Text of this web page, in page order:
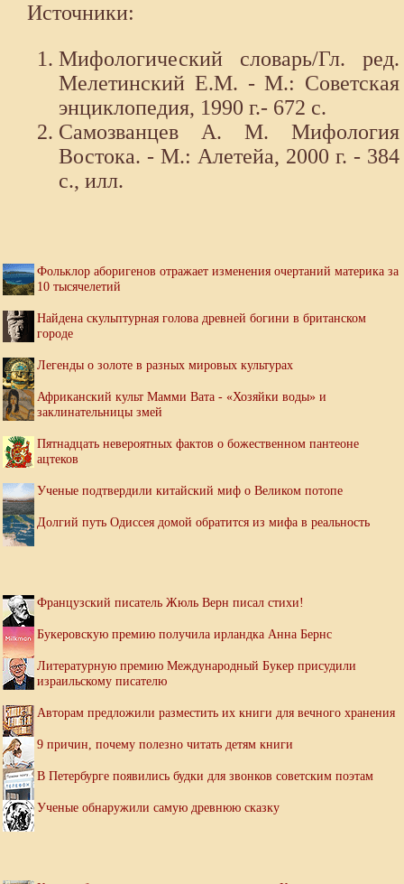
Источники:
Мифологический словарь/Гл. ред.
Мелетинский Е.М. - М.: Советская
энциклопедия, 1990 г.- 672 с.
Самозванцев А. М. Мифология
Востока. - М.: Алетейа, 2000 г. - 384
с., илл.
Фольклор аборигенов отражает изменения очертаний материка за
10 тысячелетий
Найдена скульптурная голова древней богини в британском
городе
Легенды о золоте в разных мировых культурах
Африканский культ Мамми Вата - «Хозяйки воды» и
заклинательницы змей
Пятнадцать невероятных фактов о божественном пантеоне
ацтеков
Ученые подтвердили китайский миф о Великом потопе
Долгий путь Одиссея домой обратится из мифа в реальность
Французский писатель Жюль Верн писал стихи!
Букеровскую премию получила ирландка Анна Бернс
Литературную премию Международный Букер присудили
израильскому писателю
Авторам предложили разместить их книги для вечного хранения
9 причин, почему полезно читать детям книги
В Петербурге появились будки для звонков советским поэтам
Ученые обнаружили самую древнюю сказку